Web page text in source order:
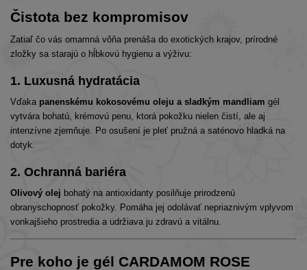
Čistota bez kompromisov
Zatiaľ čo vás omamná vôňa prenáša do exotických krajov, prírodné
zložky sa starajú o hĺbkovú hygienu a výživu:
1. Luxusná hydratácia
Vďaka panenskému kokosovému oleju a sladkým mandliam gél
vytvára bohatú, krémovú penu, ktorá pokožku nielen čistí, ale aj
intenzívne zjemňuje. Po osušení je pleť pružná a saténovo hladká na
dotyk.
2. Ochranná bariéra
Olivový olej bohatý na antioxidanty posilňuje prirodzenú
obranyschopnosť pokožky. Pomáha jej odolávať nepriaznivým vplyvom
vonkajšieho prostredia a udržiava ju zdravú a vitálnu.
Pre koho je gél CARDAMOM ROSE